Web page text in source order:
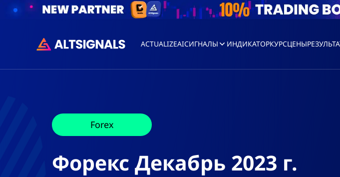
ACTUALIZEAIСИГНАЛЫ ИНДИКАТОРКУРСЦЕНЫ
Forex
Форекс Декабрь 2023 г.